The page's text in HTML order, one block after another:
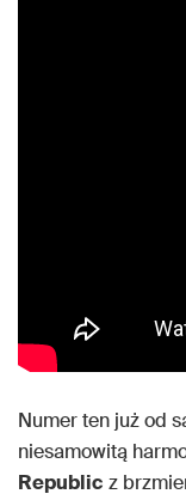
Numer ten już od
niesamowitą
Republic z